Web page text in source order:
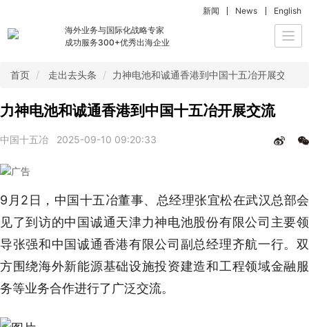
海外业务与国际化战略专家
成功服务300+优秀出海企业
新闻 News English
首页 走出去头条 力神电池和诚通香港到中国十五冶开展交流
力神电池和诚通香港到中国十五冶开展交流
中国十五冶 2025-09-10 09:20:33
9月2日，中国十五冶董事、总经理张宜松在武汉总部会
见了到访的中国诚通天津力神电池股份有限公司主要领
导张强和中国诚通香港有限公司副总经理齐航一行。双
方围绕海外新能源基础设施投资建造和工程领域金融服
务等业务合作进行了广泛交流。